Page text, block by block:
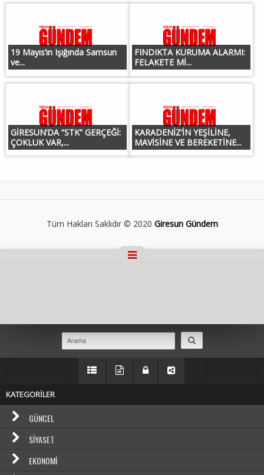
19 Mayıs’ın Işığında Samsun
ve...
FINDIKTA KURUMA ALARMI:
FELAKETE Mİ...
GİRESUN’DA “STK” GERÇEĞİ:
ÇOKLUK VAR,...
KARADENİZ’İN YEŞİLİNE,
MAVİSİNE VE BEREKETİNE...
Tüm Hakları Saklıdır © 2020 Giresun Gündem
KATEGORİLER
GÜNCEL
SIYASET
EKONOMI